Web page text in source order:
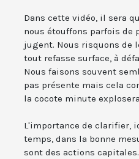
Dans cette vidéo, il sera
nous étouffons parfois de
jugent. Nous risquons de
tout refasse surface, à
Nous faisons souvent
pas présente mais cela
la cocote minute
L'importance de clarifier,
temps, dans la bonne
sont des actions